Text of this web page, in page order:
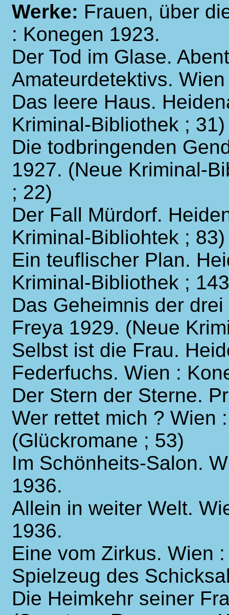
Werke: Frauen, über
: Konegen 1923.
Der Tod im Glase.
Amateurdetektivs.
Das leere Haus.
Kriminal-Bibliothek ; 31)
Die todbringenden
1927. (Neue Kriminal-
; 22)
Der Fall Mürdorf.
Kriminal-Bibliohtek ; 83)
Ein teuflischer Plan.
Kriminal-Bibliothek ;
Das Geheimnis der
Freya 1929. (Neue
Selbst ist die Frau.
Federfuchs. Wien :
Der Stern der Sterne.
Wer rettet mich ? Wien
(Glückromane ; 53)
Im Schönheits-Salon.
1936.
Allein in weiter Welt.
1936.
Eine vom Zirkus. Wien
Spielzeug des
Die Heimkehr seiner